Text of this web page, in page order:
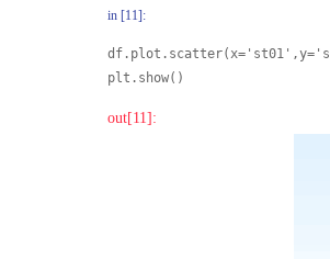
in [11]:
plt.show()
out[11]: